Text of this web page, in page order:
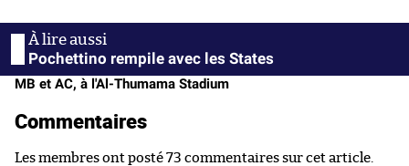
Pochettino rempile avec les States
MB et AC, à l'Al-Thumama Stadium
Commentaires
Les membres ont posté 73 commentaires sur cet article.